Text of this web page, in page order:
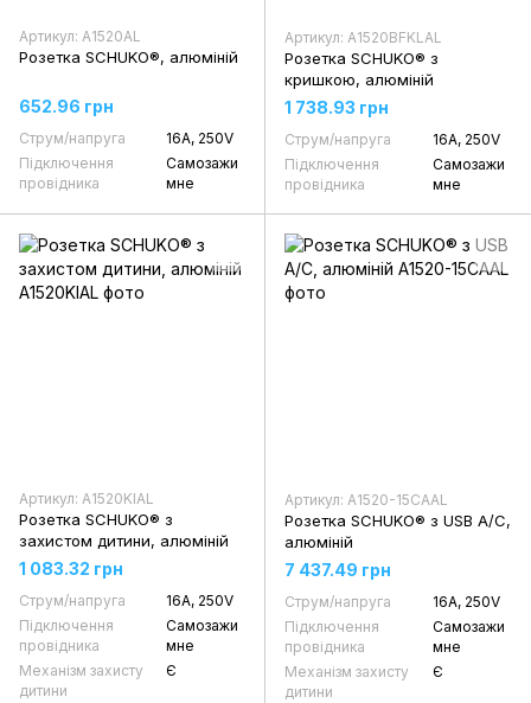
Артикул: A1520AL
Розетка SCHUKO®, алюміній
652.96 грн
Струм/напруга
16А, 250V
Підключення
провідника
Самозажи
мне
Артикул: A1520BFKLAL
Розетка SCHUKO® з
кришкою, алюміній
1 738.93 грн
Струм/напруга
16А, 250V
Підключення
провідника
Самозажи
мне
Артикул: A1520KIAL
Розетка SCHUKO® з
захистом дитини, алюміній
1 083.32 грн
Струм/напруга
16А, 250V
Підключення
провідника
Самозажи
мне
Механізм захисту
дитини
Є
Артикул: A1520-15CAAL
Розетка SCHUKO® з USB A/C,
алюміній
7 437.49 грн
Струм/напруга
16А, 250V
Підключення
провідника
Самозажи
мне
Механізм захисту
дитини
Є